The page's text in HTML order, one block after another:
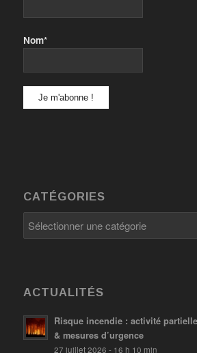
Nom*
CATÉGORIES
Catégories
ACTUALITÉS
Risque incendie : activité
& mesures d’urgence
27 juillet 2026 - 16 h 10 min